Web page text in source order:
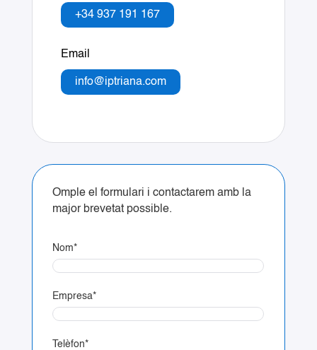
+34 937 191 167
Email
info@iptriana.com
Omple el formulari i contactarem amb la
major brevetat possible.
Nom*
Empresa*
Telèfon*